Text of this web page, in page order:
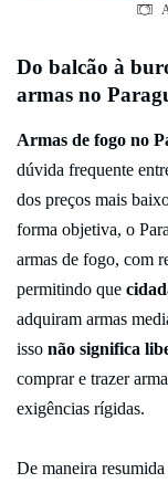
Do balcão à
armas no
Armas de fogo no
dúvida frequente
dos preços mais
forma objetiva, o
armas de fogo, com
permitindo que
adquiram armas
isso não significa
comprar e trazer
exigências rígidas.
De maneira resumida